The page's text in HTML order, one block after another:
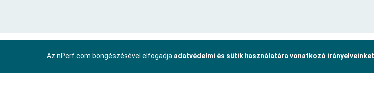
Az nPerf.com böngészésével elfogadja adatvédelmi és sütik használatára vonatkozó irányelveinket